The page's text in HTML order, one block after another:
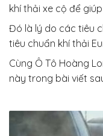
khí thải xe cộ để
Đó là lý do các tiêu
tiêu chuẩn khí thải
Cùng Ô Tô Hoàng
này trong bài viết